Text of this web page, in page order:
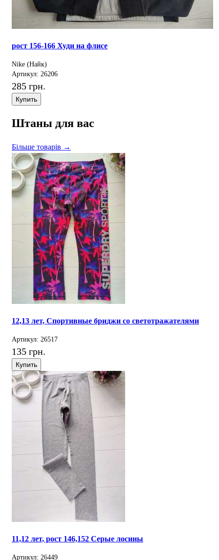
рост 156-166 Худи на флисе
Nike (Найк)
Артикул: 26206
285 грн.
Купить
Штаны для вас
Більше товарів →
12,13 лет, Спортивные бриджи со светотражателями
Артикул: 26517
135 грн.
Купить
11,12 лет, рост 146,152 Серые лосины
Артикул: 26449